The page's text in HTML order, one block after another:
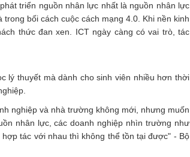
triển nguồn nhân lực nhất là nguồn nhân lực
bối cách cuộc cách mạng 4.0. Khi nền kinh
thức đan xen. ICT ngày càng có vai trò, tác
lý thuyết mà dành cho sinh viên nhiều hơn thời
nghiệp và nhà trường không mới, nhưng muốn
nhân lực, các doanh nghiệp nhìn trường như
tác với nhau thì không thể tồn tại được" - Bộ